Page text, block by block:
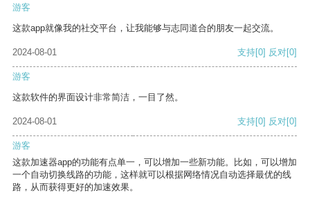
游客
这款app就像我的社交平台，让我能够与志同道合的朋友一起交流。
2024-08-01 支持[0] 反对[0]
游客
这款软件的界面设计非常简洁，一目了然。
2024-08-01 支持[0] 反对[0]
游客
这款加速器app的功能有点单一，可以增加一些新功能。比如，可以增加
一个自动切换线路的功能，这样就可以根据网络情况自动选择最优的线
路，从而获得更好的加速效果。